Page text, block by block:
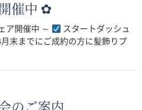
催中 ✿
ア開催中 ～
スタートダッシュ
末までにご成約の方に髪飾りプ